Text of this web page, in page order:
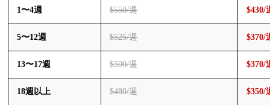
1〜4週 $550/週 $430/
5〜12週 $525/週 $370/
13〜17週 $500/週 $370/
18週以上 $480/週 $350/